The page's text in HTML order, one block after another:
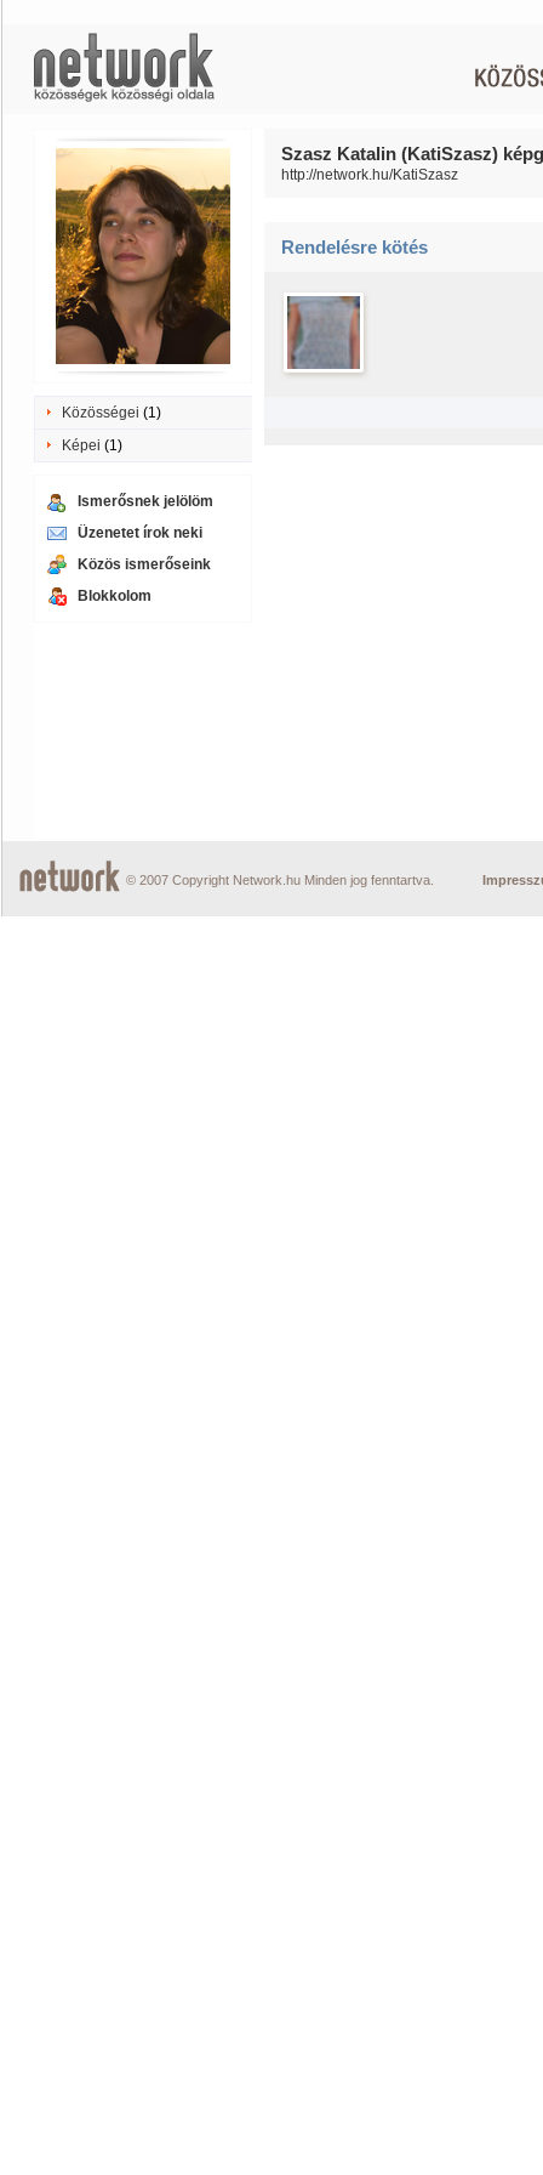
Közösségei (1)
Képei (1)
Ismerősnek jelölöm
Üzenetet írok neki
Közös ismerőseink
Blokkolom
Szasz Katalin (KatiSzasz)
http://network.hu/KatiSzasz
Rendelésre kötés
© 2007 Copyright Network.hu Minden jog fenntartva.